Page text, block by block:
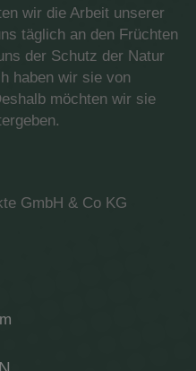
wir die Arbeit unserer
täglich an den Früchten
der Schutz der Natur
haben wir sie von
möchten wir sie
GmbH & Co KG